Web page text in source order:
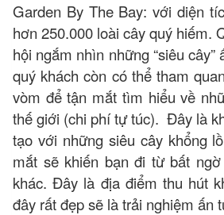
Garden By The Bay: với diện
hơn 250.000 loài cây quý hiếm.
hội ngắm nhìn những “siêu
quý khách còn có thể tham
vòm để tận mắt tìm hiểu về
thế giới (chi phí tự túc). Đây là
tạo với những siêu cây khổng
mắt sẽ khiến bạn đi từ bất
khác. Đây là địa điểm thu hút
đây rất đẹp sẽ là trải nghiệm ấn